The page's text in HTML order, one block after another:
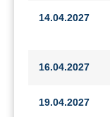
14.04.2027
16.04.2027
19.04.2027